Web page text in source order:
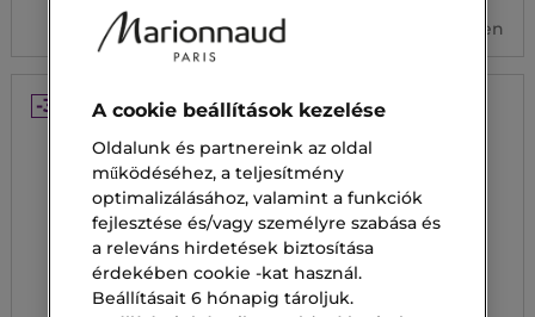
5 kiszerelésben
4 kiszerelésben
-30% -30%
A cookie beállítások kezelése
Oldalunk és partnereink az oldal
működéséhez, a teljesítmény
optimalizálásához, valamint a funkciók
fejlesztése és/vagy személyre szabása és
a releváns hirdetések biztosítása
érdekében cookie -kat használ.
Beállításait 6 hónapig tároljuk.